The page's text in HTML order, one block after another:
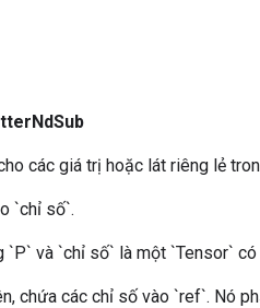
các giá trị hoặc lát riêng lẻ
`chỉ số`.
và `chỉ số` là một `Tensor` có
chứa các chỉ số vào `ref`. Nó